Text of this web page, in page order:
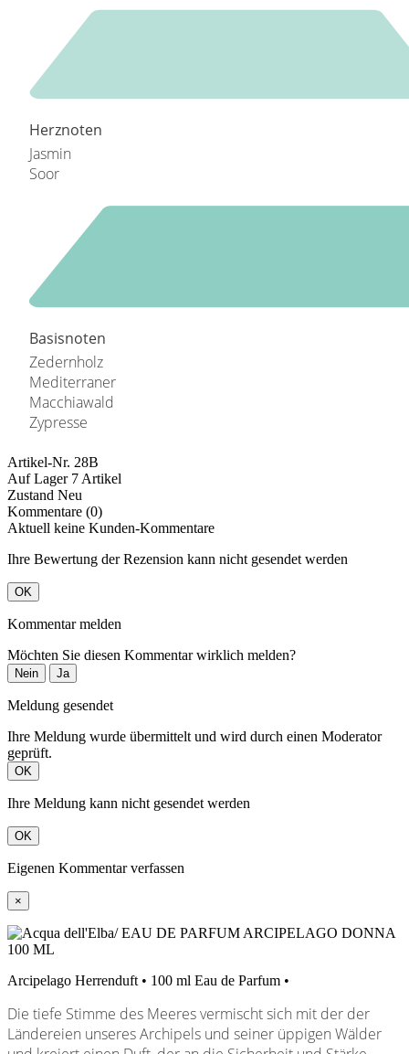
Herznoten
Jasmin
Soor
Basisnoten
Zedernholz
Mediterraner
Macchiawald
Zypresse
Artikel-Nr. 28B
Auf Lager 7 Artikel
Zustand Neu
Kommentare (0)
Aktuell keine Kunden-Kommentare
Ihre Bewertung der Rezension kann nicht gesendet werden
OK
Kommentar melden
Möchten Sie diesen Kommentar wirklich melden?
Nein Ja
Meldung gesendet
Ihre Meldung wurde übermittelt und wird durch einen Moderator
geprüft.
OK
Ihre Meldung kann nicht gesendet werden
OK
Eigenen Kommentar verfassen
×
Arcipelago Herrenduft • 100 ml Eau de Parfum •
Die tiefe Stimme des Meeres vermischt sich mit der der
Ländereien unseres Archipels und seiner üppigen Wälder